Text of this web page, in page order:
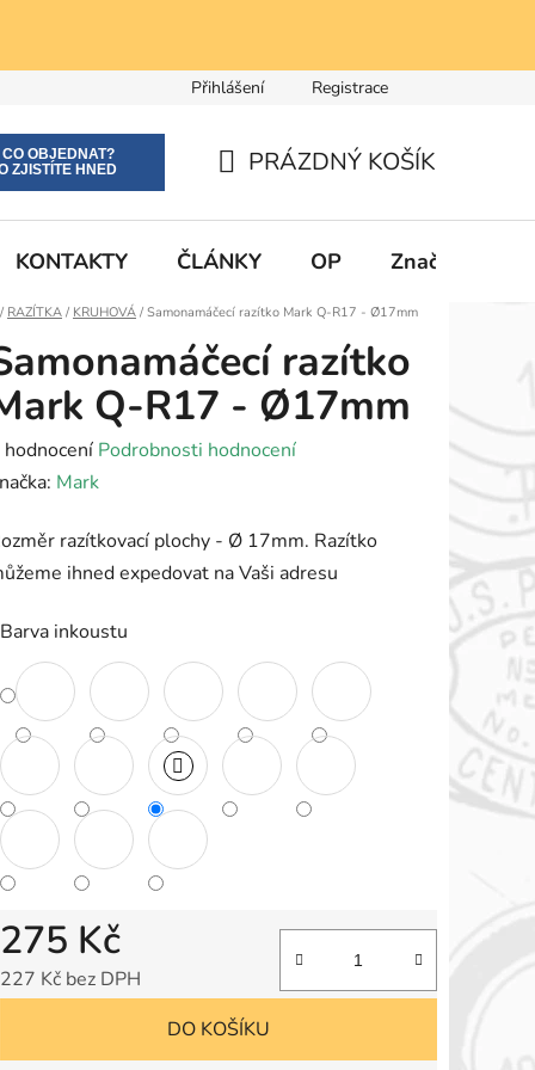
Přihlášení Registrace
KOŠÍK
PRÁZDNÝ KOŠÍK
KONTAKTY ČLÁNKY OP Značky
Domů
/ RAZÍTKA / KRUHOVÁ / Samonamáčecí razítko Mark Q-R17 - Ø17mm
razítko
Q-R17 - Ø17mm
hvězdiček.
hodnocení Podrobnosti hodnocení
Mark
razítkovací plochy - Ø 17mm. Razítko
ihned expedovat na Vaši adresu
Barva inkoustu
275 Kč
227 Kč bez DPH
DO KOŠÍKU
CO OBJEDNAT?
ZJISTÍTE HNED